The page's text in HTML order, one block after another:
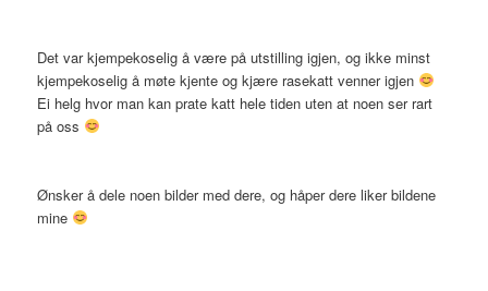
Det var kjempekoselig å være på utstilling igjen, og ikke minst
kjempekoselig å møte kjente og kjære rasekatt venner igjen
Ei helg hvor man kan prate katt hele tiden uten at noen ser rart
på oss
Ønsker å dele noen bilder med dere, og håper dere liker bildene
mine